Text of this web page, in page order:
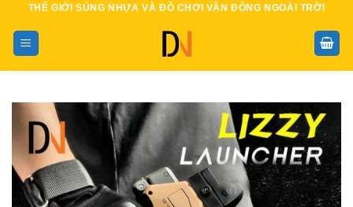
qua
dung
THẾ GIỚI SÚNG NHỰA VÀ ĐỒ CHƠI VẬN ĐỘNG NGOÀI TRỜI